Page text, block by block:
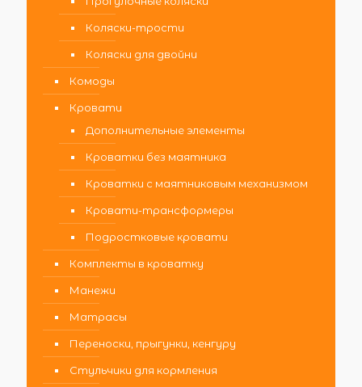
Коляски-трости
Коляски для двойни
Комоды
Кровати
Дополнительные элементы
Кроватки без маятника
Кроватки с маятниковым механизмом
Кровати-трансформеры
Подростковые кровати
Комплекты в кроватку
Манежи
Матрасы
Переноски, прыгунки, кенгуру
Стульчики для кормления